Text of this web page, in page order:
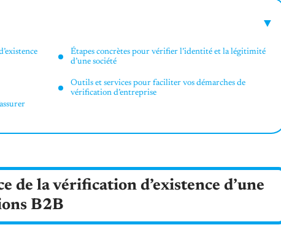
Étapes concrètes pour vérifier l’identité et la légitimité
d’une société
Outils et services pour faciliter vos démarches de
vérification d’entreprise
de la vérification d’existence d’une
B2B